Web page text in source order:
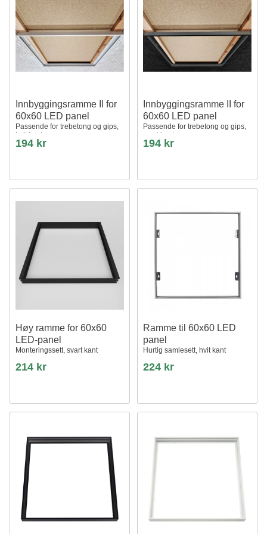
Innbyggingsramme II for
60x60 LED panel
Passende for trebetong og gips,
hvit kant
194 kr
Innbyggingsramme II for
60x60 LED panel
Passende for trebetong og gips,
svart kant
194 kr
Høy ramme for 60x60
LED-panel
Monteringssett, svart kant
214 kr
Ramme til 60x60 LED
panel
Hurtig samlesett, hvit kant
224 kr